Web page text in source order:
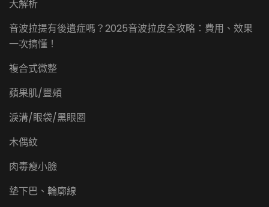
大解析
音波拉提有後遺症嗎？2025音波拉皮全攻略：費用、效果
一次搞懂！
複合式微整
蘋果肌/豐頰
淚溝/眼袋/黑眼圈
木偶紋
肉毒瘦小臉
墊下巴、輪廓線